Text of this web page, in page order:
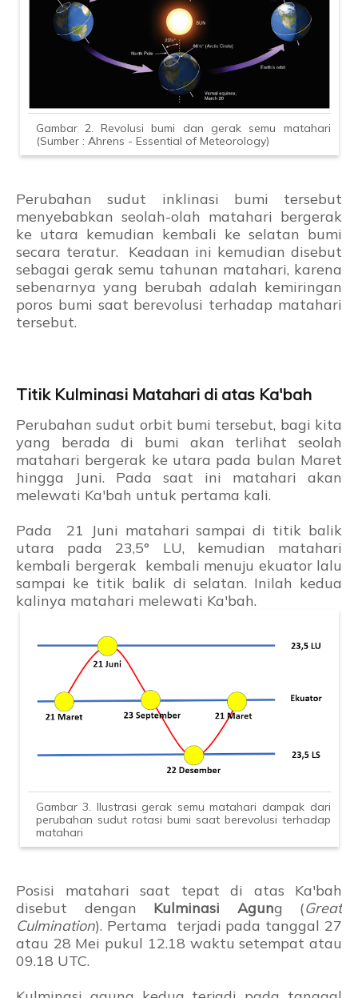
Gambar 2. Revolusi bumi dan gerak semu matahari
(Sumber : Ahrens - Essential of Meteorology)
Perubahan sudut inklinasi bumi tersebut
menyebabkan seolah-olah matahari bergerak
ke utara kemudian kembali ke selatan bumi
secara teratur. Keadaan ini kemudian disebut
sebagai gerak semu tahunan matahari, karena
sebenarnya yang berubah adalah kemiringan
poros bumi saat berevolusi terhadap matahari
tersebut.
Titik Kulminasi Matahari di atas Ka'bah
Perubahan sudut orbit bumi tersebut, bagi kita
yang berada di bumi akan terlihat seolah
matahari bergerak ke utara pada bulan Maret
hingga Juni. Pada saat ini matahari akan
melewati Ka'bah untuk pertama kali.
Pada 21 Juni matahari sampai di titik balik
utara pada 23,5° LU, kemudian matahari
kembali bergerak kembali menuju ekuator lalu
sampai ke titik balik di selatan. Inilah kedua
kalinya matahari melewati Ka'bah.
Gambar 3. Ilustrasi gerak semu matahari dampak dari
perubahan sudut rotasi bumi saat berevolusi terhadap
matahari
Posisi matahari saat tepat di atas Ka'bah
disebut dengan Kulminasi Agung (Great
Culmination). Pertama terjadi pada tanggal 27
atau 28 Mei pukul 12.18 waktu setempat atau
09.18 UTC.